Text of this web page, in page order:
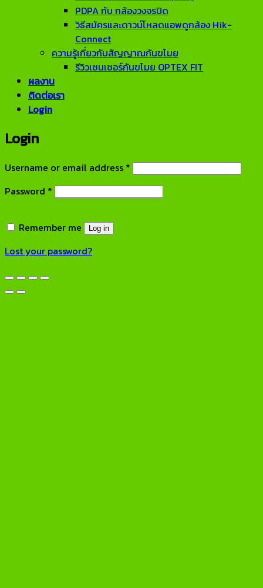
PDPA กับ กล้องวงจรปิด
วิธีสมัครและดาวน์โหลดแอพดูกล้อง Hik-
Connect
ความรู้เกี่ยวกับสัญญาณกันขโมย
รีวิวเซนเซอร์กันขโมย OPTEX FIT
ผลงาน
ติดต่อเรา
Login
Login
Username or email address * Required
Password * Required
Remember me Log in
Lost your password?